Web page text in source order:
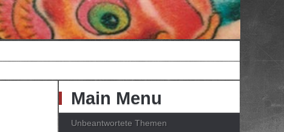
Main Menu
Unbeantwortete Themen